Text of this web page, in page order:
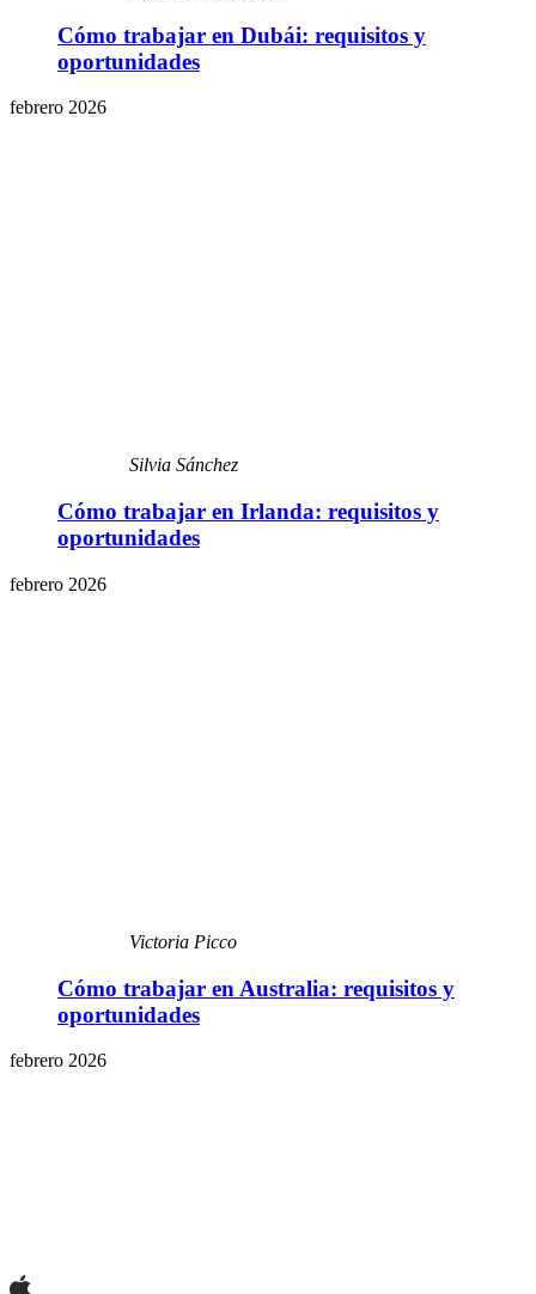
Cómo trabajar en Dubái: requisitos y
oportunidades
febrero 2026
Silvia Sánchez
Cómo trabajar en Irlanda: requisitos y
oportunidades
febrero 2026
Victoria Picco
Cómo trabajar en Australia: requisitos y
oportunidades
febrero 2026